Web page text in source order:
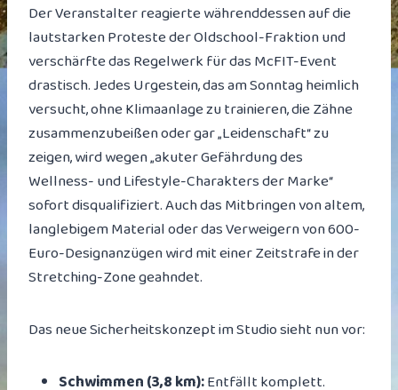
Der Veranstalter reagierte währenddessen auf die
lautstarken Proteste der Oldschool-Fraktion und
verschärfte das Regelwerk für das McFIT-Event
drastisch. Jedes Urgestein, das am Sonntag heimlich
versucht, ohne Klimaanlage zu trainieren, die Zähne
zusammenzubeißen oder gar „Leidenschaft“ zu
zeigen, wird wegen „akuter Gefährdung des
Wellness- und Lifestyle-Charakters der Marke“
sofort disqualifiziert. Auch das Mitbringen von altem,
langlebigem Material oder das Verweigern von 600-
Euro-Designanzügen wird mit einer Zeitstrafe in der
Stretching-Zone geahndet.
Das neue Sicherheitskonzept im Studio sieht nun vor:
Schwimmen (3,8 km):Entfällt komplett.